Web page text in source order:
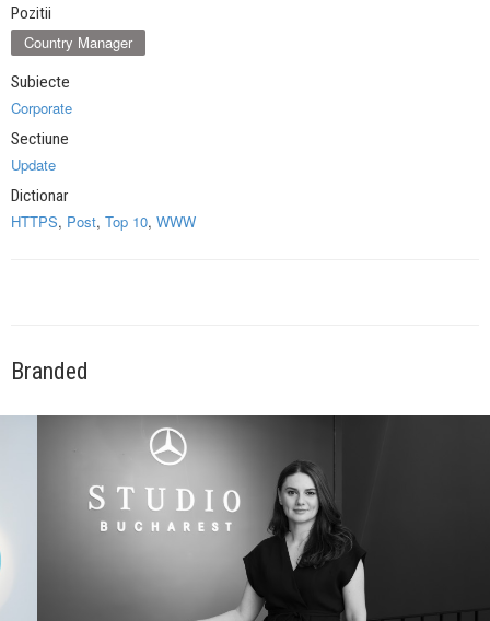
Pozitii
Country Manager
Subiecte
Corporate
Sectiune
Update
Dictionar
HTTPS, Post, Top 10, WWW
Branded